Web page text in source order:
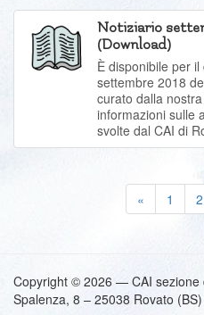
Notiziario
(Download)
È disponibile per
settembre 2018
curato dalla
informazioni sulle
svolte dal CAI di
« 1 2
Copyright © 2026 — CAI sezione
Spalenza, 8 – 25038 Rovato (BS)